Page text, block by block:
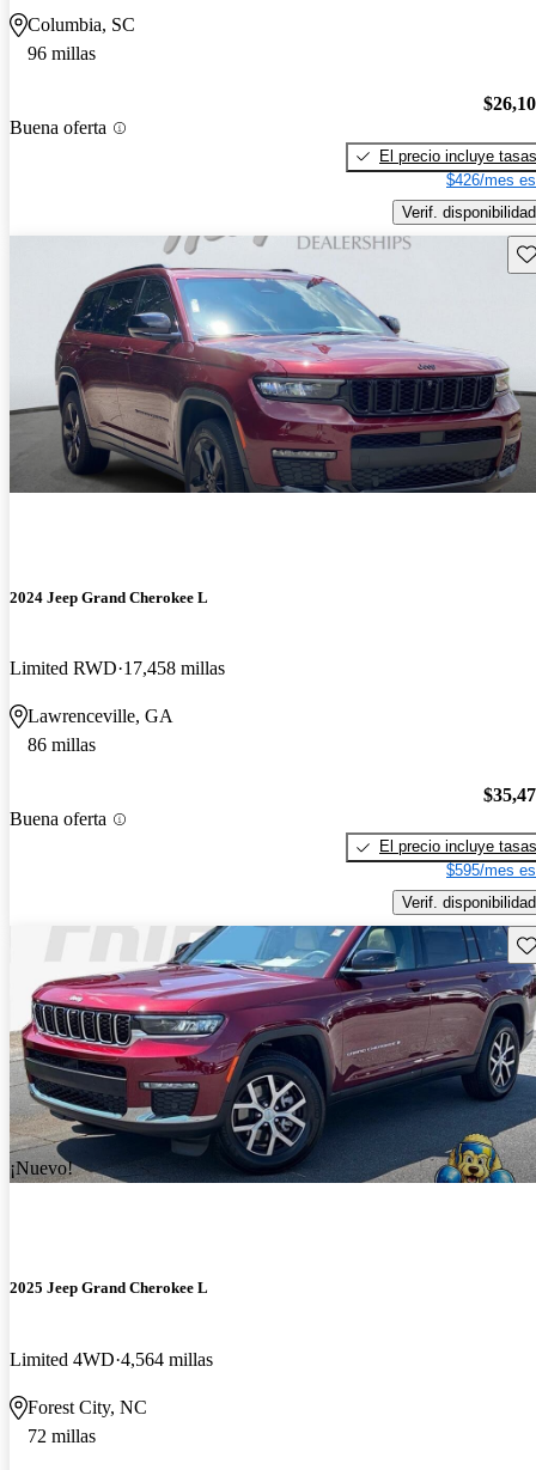
Columbia, SC
96 millas
Buena oferta
El precio incluye tasas
$426/mes
Verif. disponibilidad
2024 Jeep Grand Cherokee L
Limited RWD 17,458 millas
Lawrenceville, GA
86 millas
Buena oferta
El precio incluye tasas
$595/mes
Verif. disponibilidad
¡Nuevo!
2025 Jeep Grand Cherokee L
Limited 4WD 4,564 millas
Forest City, NC
72 millas